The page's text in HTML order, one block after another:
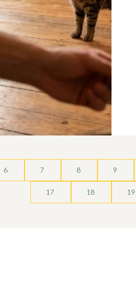
6 7 8 9
17 18 19